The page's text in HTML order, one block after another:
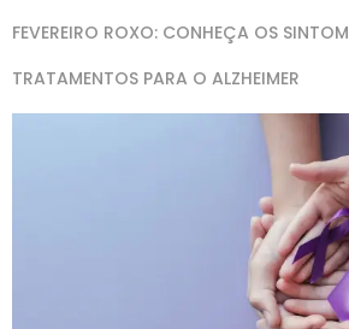
FEVEREIRO ROXO: CONHEÇA OS
TRATAMENTOS PARA O ALZHEIMER